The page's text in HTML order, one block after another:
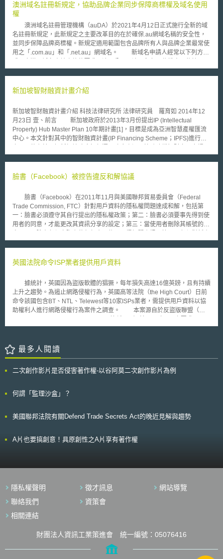
澳洲域名註冊新規定，協助品牌企業同步保障商標權及域名使用
權
澳洲域名註冊管理機構（auDA）於2021年4月12日正式施行全新的域
名註冊新規定，此新規定之主要改革目的在於確保.au網域名稱的安全性，
並同步保障品牌商標權。新規定適用範圍包含品牌所有人與品牌企業最常使
用之「.com.au」和「.net.au」網域名。 新域名申請人經常以下列方
2001年澳洲公司法所合法註冊的本土公司；澳洲商標權所有權人或商標申
標名稱相同（在規定修正前，僅要求網域名與商標註冊名稱一定程度的密切
如現有已經註冊「.com.au」或「.net.au」域名者，同樣須遵守新規則，否
則即可能失去網域使用權。不符合現行規範者，得以兩種方式調整：(1)出
具證明其非依據註冊商標註冊網域名，或(2)於澳洲申請註冊商標，使網域
名稱與商標名同一。 澳洲域名註冊新規定，有相當程度可阻止域名搶
註者侵害品牌商標權。建議預計前往澳洲發展之品牌企業，可事前布局域名
域名稱，穩固品牌對外識別的一致性。
新加坡智財融資計畫介紹
新加坡智財融資計畫介紹 科技法律研究所 法律研究員 羅育如 2014年12
月23日 壹、前言 新加坡政府於2013年3月份提出IP (Intellectual
Property) Hub Master Plan 10年期計畫[1]，目標是成為亞洲智慧產權匯流
中心。本文針對其中的智財融資計畫(IP Financing Scheme；IPFS)進行觀
貳、重點說明 新加坡政府2014年4月18日公布總值為1億新元(約24億
獲得銀行的融資。 根據這項計畫，新加坡智財局將委託新加坡三家智
為抵押，向參與本計畫的三家當地銀行—星展銀行(DBS Bank Ltd)、華僑銀
行(Oversea-Chinese Banking Corporation (OCBC) Ltd)和大華銀行(United
Overseas Bank (UOB) Ltd)申請企業貸款，用以擴展企業業務。 而新
加坡智財局將依據不同企業貸款的申請情況，以計畫經費承擔部分違約風
險，對於企業的智財資產融資負擔連帶責任(the Government partially
申請資格需符合兩個標準：1.必須是新加坡企業；2.擔保品必須包含已獲證
畫的申請流程分為三個步驟[2]，首先必須向任選三家融資銀行的其中一家提
鑑價師，針對要作為擔保品的已獲證專利，進行價值評估。最後，該申請企
業再將專業鑑價報告以及融資申請書，提交給融資銀行作審查。 二、合格
之專業鑑價機構 如欲成為融資銀行可接受之合格智財權鑑價服務公
司，必須通過新加坡智財局的評選機制，參加評選的公司必須符合以下四個
條件： 1.在專利鑑價領域至少五年經驗。 2.過去曾替營業額500萬新元(約
一億兩千萬台幣)的企業進行過智財鑑價。 3.曾經評鑑過至少100萬新元(約
台幣)。 目前通過評選之合格鑑價服務公司包括American Appraisal
Singapore Pte Ltd(地點在新加坡)、Consor Intellectual Asset
Services Pte Ltd(地點在新加坡)。換言之，除上述三家公司外，融資銀行將
坡智財局會補助欲申請智財權融資計畫之企業智財鑑價費用，但前提條件
金額作為補助費用，包括： 1.50%智財鑑價費用。 2.該項智財價值2%。 3.
產作為企業融資的擔保品，因為智財資產無明確的交易以及流通市場，當企
業無法依約償還貸款時，銀行無法買賣智財擔保品，取回資金。 為了
活絡智財交易市場，因為雖然政府承擔部份銀行風險，但智財交易市場還是
會因為有需求而慢慢浮現。 [1] IP STEERING COMMITTEE, Intellectual
Property (IP) Hub Master Plan─Developing Singapore as a Global IP
Hub in Asia (2013)
後瀏覽日2014/10/15) [2] Intellectual Property Financing Scheme,
http://www.ipos.gov.sg/IPforYou/IPforBusinesses/IPFinancingScheme.aspx(last
臉書（Facebook）被控告違反和解協議
臉書（Facebook）在2011年11月與美國聯邦貿易委員會（Federal
Trade Commission, FTC）針對用戶資料的隱私權問題達成和解，包括第
一：臉書必須遵守其自行提出的隱私權政策；第二：臉書必須要事先得到使
用者的同意，才能更改其資訊分享的設定；第三：當使用者刪除其帳號的三
品或服務建立並維護其隱私權保障的計畫；第五：在未來二十年內，臉書必
但是公益團體電子隱私資訊中心（Electronic Privacy Information Center,
控中表示：臉書必須要事先得到使用者的同意，才能更改其資訊分享的設
定。而Timeline的功能在2011年12月6日上線後，完全改變了使用者揭露其
資訊的方式，強化使用者張貼的重要事件，並回溯資料至該使用者第一次登
入臉書時（甚至更早至第一次輸入相關資料時）。雖然臉書提供七天時間給
使用者可以編輯Timeline，刪除不希望公開的照片或貼文，但幾乎沒有人知
英國法院命令ISP業者提供用戶資料
據統計，英國因為盜版軟體的猖獗，每年損失高達16億英鎊，且有持續
上升之趨勢。為遏止網路侵權行為，英國高等法院（the High Court）日前
命令該國包含BT、NTL、Telewest等10家ISPs業者，需提供用戶資料以協
助權利人進行網路侵權行為案件之調查。 本案源自於反盜版聯盟（
FAST經過長達一年之調查，鎖定了150個利用P2P軟體非法進行資料分享之
業者交出相關侵權者之資料。高等法院根據資料保護法（Data Protection
Act）之規定，同意Fast之請求，下令ISPs業者必須在兩個禮拜內提供侵權
步調查侵權情形並提起告訴。 目前軟體業者對於網路盜版軟體之處理
網站業者協助，將侵權軟體刪除或移除連結，但遭取下之連結，隨時有可能
者之真實姓名與聯絡方式，而無法對侵權者有效提起民刑事訴訟以維護其權
侵權行為發生之當下，便能立即要求ISPs業者提供該侵權行為者之資料。
最多人閱讀
二次創作影片是否侵害著作權-以谷阿莫二次創作影片為例
何謂「監理沙盒」？
美國聯邦法院有關Defend Trade Secrets Act的晚近見解與趨勢
A片也要搞創意！具原創性之A片享有著作權
隱私權聲明 徵才訊息
網站導覽
聯絡我們
資策會
相關連結
財團法人資訊工業策進會 統一編號：05076416